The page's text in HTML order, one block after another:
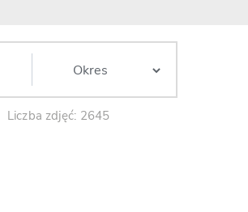
Liczba zdjęć: 2645